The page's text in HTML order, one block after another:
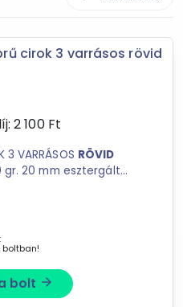
cirok 3 varrásos rövid
2 100Ft
3 VARRÁSOS RÖVID
gr. 20 mm esztergált
boltban!
bolt arrow_forward